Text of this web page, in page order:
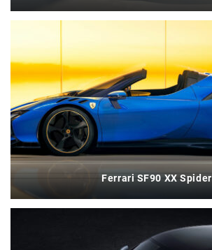
Ferrari SF90 XX Spider